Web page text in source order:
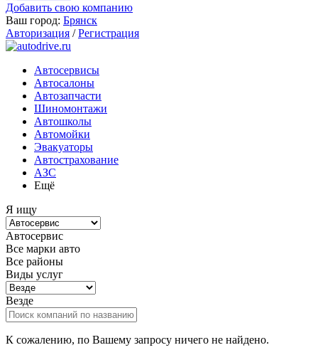
Добавить свою компанию
Ваш город: Брянск
Авторизация / Регистрация
Автосервисы
Автосалоны
Автозапчасти
Шиномонтажи
Автошколы
Автомойки
Эвакуаторы
Автострахование
АЗС
Ещё
Я ищу
Автосервис
Все марки авто
Все районы
Виды услуг
Везде
К сожалению, по Вашему запросу ничего не найдено.